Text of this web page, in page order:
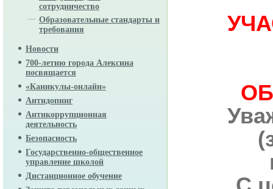
сотрудничество
Образовательные стандарты и
требования
Новости
700-летию города Алексина
посвящается
«Каникулы-онлайн»
Антидопинг
Антикоррупционная
деятельность
Безопасность
Государственно-общественное
управление школой
Дистанционное обучение